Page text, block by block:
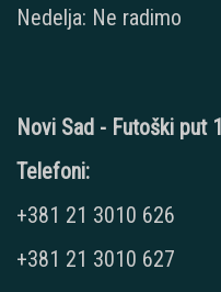
Nedelja: Ne radimo
Novi Sad - Futoški put 1
Telefoni:
+381 21 3010 626
+381 21 3010 627